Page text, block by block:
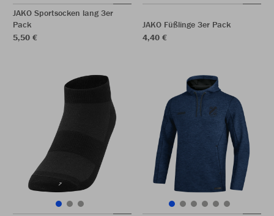
JAKO Sportsocken lang 3er
Pack
5,50 €
JAKO Füßlinge 3er Pack
4,40 €